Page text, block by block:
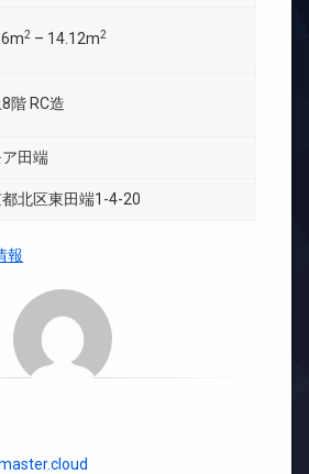
2 – 14.12m2
階 RC造
ア田端
北区東田端1-4-20
報